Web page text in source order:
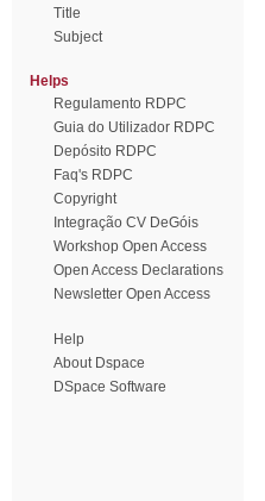
Title
Subject
Helps
Regulamento RDPC
Guia do Utilizador RDPC
Depósito RDPC
Faq's RDPC
Copyright
Integração CV DeGóis
Workshop Open Access
Open Access Declarations
Newsletter Open Access
Help
About Dspace
DSpace Software